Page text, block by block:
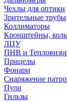
Чехлы для оптики
Зрительные трубы
Коллиматоры
Кронштейны,
ЛЦУ
ПНВ и
Прицелы
Фонари
Снаряжение
Пули
Гильзы